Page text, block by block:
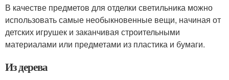
В качестве предметов для отделки светильника можно
использовать самые необыкновенные вещи, начиная от
детских игрушек и заканчивая строительными
материалами или предметами из пластика и бумаги.
Из дерева